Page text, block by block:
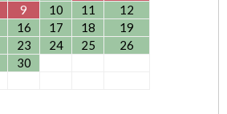
9 10 11
12
16 17 18
19
23 24 25
26
30